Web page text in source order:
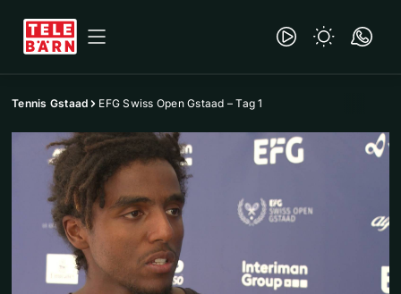
Tennis Gstaad EFG Swiss Open Gstaad – Tag 1